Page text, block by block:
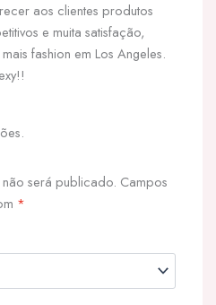
aos clientes produtos
e muita satisfação,
fashion em Los Angeles.
será publicado. Campos
*